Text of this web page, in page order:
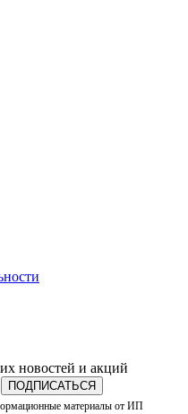
новостей и акций
ПОДПИСАТЬСЯ
материалы от ИП